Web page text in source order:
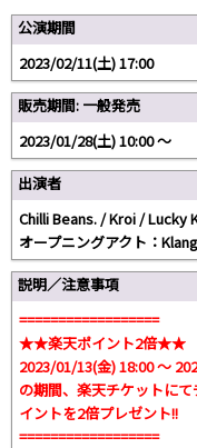
公演期間
2023/02/11(土) 17:00
販売期間: 一般発売
2023/01/28(土) 10:00 〜
出演者
Chilli Beans. / Kroi / Lucky
オープニングアクト：
説明／注意事項
==================
★★楽天ポイント2倍★★
2023/01/13(金) 18:00 〜
の期間、楽天チケットに
イントを2倍プレゼント!!
==================